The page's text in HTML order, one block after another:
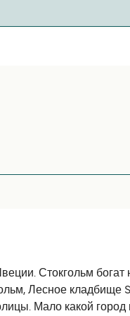
паромы с:
Стокгольм богат
Лесное кладбище
Мало какой город